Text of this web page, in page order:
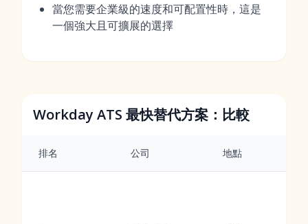
當您需要企業級的速度和可配置性時，這是
一個強大且可擴展的選擇
Workday ATS 最快替代方案：比較
排名 公司 地點